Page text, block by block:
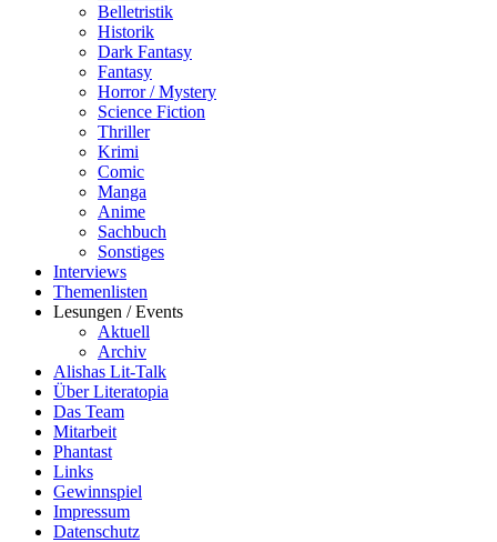
Belletristik
Historik
Dark Fantasy
Fantasy
Horror / Mystery
Science Fiction
Thriller
Krimi
Comic
Manga
Anime
Sachbuch
Sonstiges
Interviews
Themenlisten
Lesungen / Events
Aktuell
Archiv
Alishas Lit-Talk
Über Literatopia
Das Team
Mitarbeit
Phantast
Links
Gewinnspiel
Impressum
Datenschutz